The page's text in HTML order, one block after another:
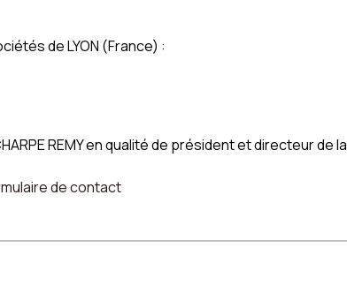
Canapé velours côtelé
de LYON (France) :
REMY en qualité de président et directeur de la
de contact